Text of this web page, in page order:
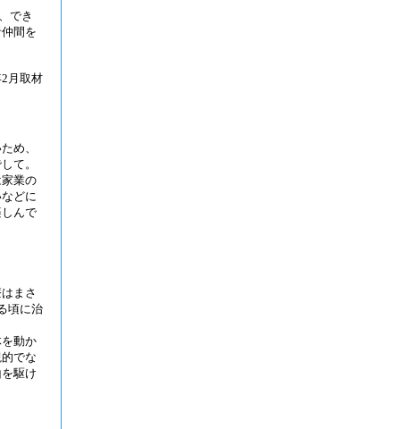
でき
間を
月取材
め、
て。
業の
どに
んで
まさ
頃に治
動か
でな
駆け